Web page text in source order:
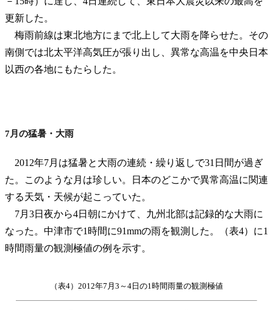
更新した。
梅雨前線は東北地方にまで北上して大雨を降らせた。その
南側では北太平洋高気圧が張り出し、異常な高温を中央日本
以西の各地にもたらした。
7月の猛暑・大雨
2012年7月は猛暑と大雨の連続・繰り返しで31日間が過ぎ
た。このような月は珍しい。日本のどこかで異常高温に関連
する天気・天候が起こっていた。
7月3日夜から4日朝にかけて、九州北部は記録的な大雨に
なった。中津市で1時間に91mmの雨を観測した。（表4）に1
時間雨量の観測極値の例を示す。
（表4）2012年7月3～4日の1時間雨量の観測極値